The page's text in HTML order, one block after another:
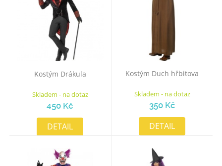
Kostým Drákula
Skladem - na dotaz
450 Kč
DETAIL
Kostým Duch hřbitova
Skladem - na dotaz
350 Kč
DETAIL